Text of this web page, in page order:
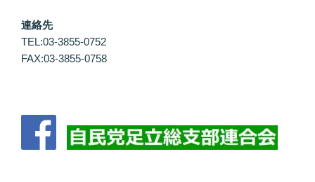
連絡先
TEL:03-3855-0752
FAX:03-3855-0758